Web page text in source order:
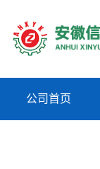
公司首页